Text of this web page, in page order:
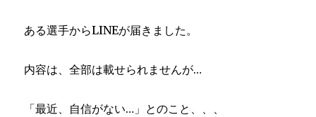
ある選手からLINEが届きました。
内容は、全部は載せられませんが…
「最近、自信がない…」とのこと、、、